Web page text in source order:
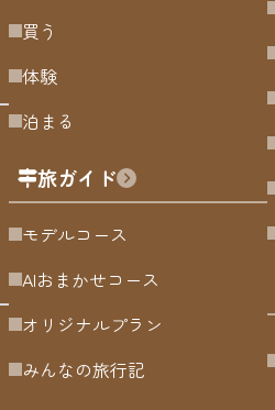
買う
体験
泊まる
旅ガイド
モデルコース
AIおまかせコース
オリジナルプラン
みんなの旅行記